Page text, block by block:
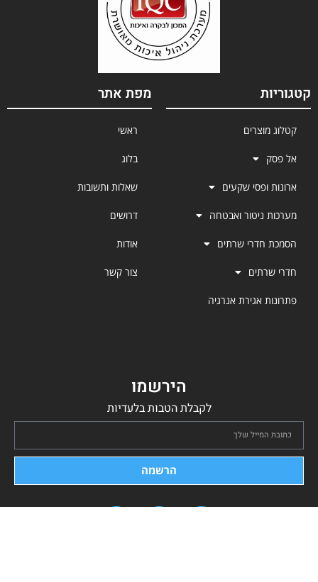
קטגוריות
קטלוג מוצרים
אל פסק
ארונות ופסי שקעים
מערכות ניטור ואבטחה
הסמכת חדרי שרתים
חדרי שרתים
פתרונות אגירת אנרגיה
מפת אתר
ראשי
בלוג
שאלות ותשובות
דרושים
אודות
צור קשר
הירשמו
לקבלת הטבות בלעדיות
הרשמה